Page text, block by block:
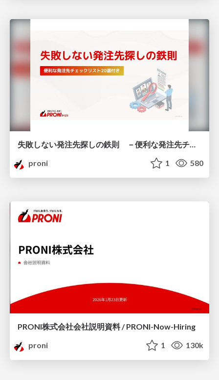
失敗しない発注先探しの鉄則 －便利な発注先チェックリスト20選付き－
proni
1 580
PRONI株式会社会社説明資料 / PRONI-Now-Hiring
proni
1 130k